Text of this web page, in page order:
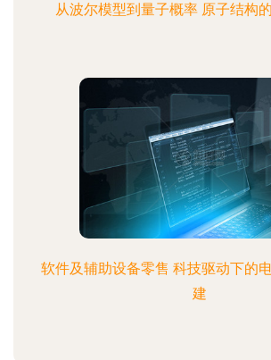
从波尔模型到量子概率 原子结构
软件及辅助设备零售 科技驱动下的
建